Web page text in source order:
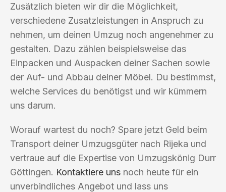
Zusätzlich bieten wir dir die Möglichkeit,
verschiedene Zusatzleistungen in Anspruch zu
nehmen, um deinen Umzug noch angenehmer zu
gestalten. Dazu zählen beispielsweise das
Einpacken und Auspacken deiner Sachen sowie
der Auf- und Abbau deiner Möbel. Du bestimmst,
welche Services du benötigst und wir kümmern
uns darum.
Worauf wartest du noch? Spare jetzt Geld beim
Transport deiner Umzugsgüter nach Rijeka und
vertraue auf die Expertise von Umzugskönig Durr
Göttingen. Kontaktiere uns noch heute für ein
unverbindliches Angebot und lass uns